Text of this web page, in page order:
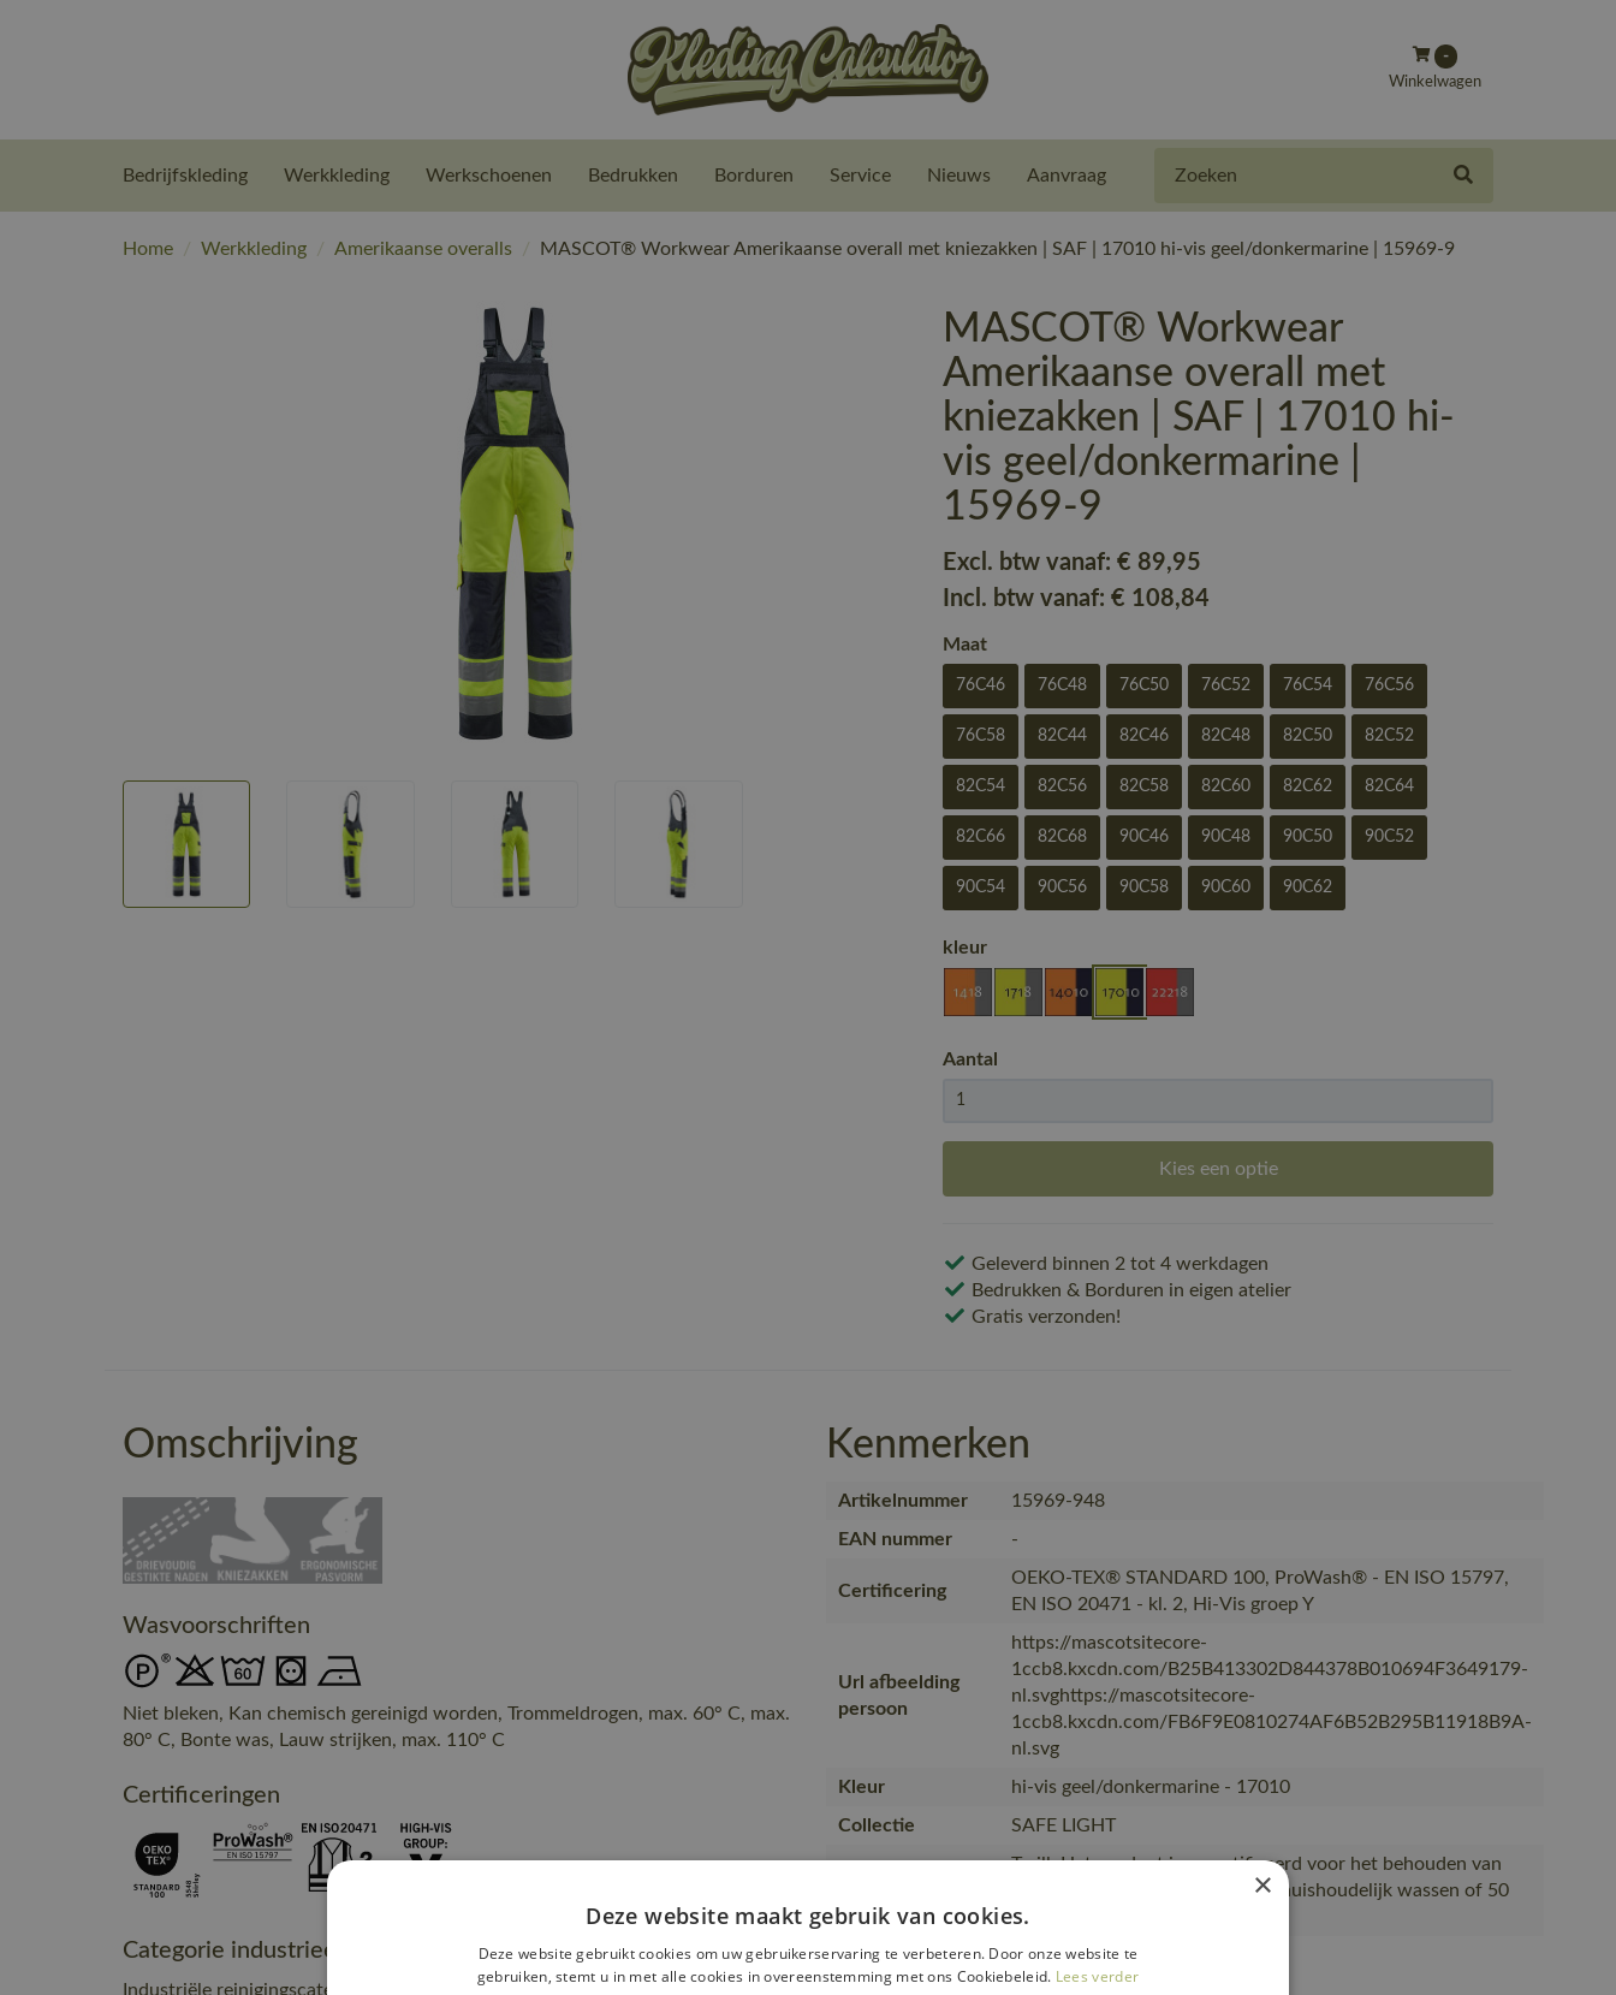
-
Winkelwagen
Bedrijfskleding Werkkleding Werkschoenen Bedrukken Borduren Service Nieuws Aanvraag
Home / Werkkleding / Amerikaanse overalls / MASCOT® Workwear Amerikaanse overall met kniezakken | SAF | 17010 hi-vis geel/donkermarine | 15969-9
MASCOT® Workwear
Amerikaanse overall met
kniezakken | SAF | 17010 hi-
vis geel/donkermarine |
15969-9
Excl. btw vanaf:€ 89,95
Incl. btw vanaf:€ 108,84
Maat
76C46 76C48 76C50 76C52 76C54 76C56
76C58 82C44 82C46 82C48 82C50 82C52
82C54 82C56 82C58 82C60 82C62 82C64
82C66 82C68 90C46 90C48 90C50 90C52
90C54 90C56 90C58 90C60 90C62
kleur
Aantal
Kies een optie
Geleverd binnen 2 tot 4 werkdagen
Bedrukken & Borduren in eigen atelier
Gratis verzonden!
Omschrijving
Wasvoorschriften
Niet bleken, Kan chemisch gereinigd worden, Trommeldrogen, max. 60° C, max.
80° C, Bonte was, Lauw strijken, max. 110° C
Certificeringen
Categorie industrieel onderhoud
Industriële reinigingscategorie A2
Kenmerken
Artikelnummer
15969-948
EAN nummer
-
Certificering
OEKO-TEX® STANDARD 100, ProWash® - EN ISO 15797,
EN ISO 20471 - kl. 2, Hi-Vis groep Y
Url afbeelding
persoon
https://mascotsitecore-
1ccb8.kxcdn.com/B25B413302D844378B010694F3649179-
nl.svghttps://mascotsitecore-
1ccb8.kxcdn.com/FB6F9E0810274AF6B52B295B11918B9A-
nl.svg
Kleur
hi-vis geel/donkermarine - 17010
Collectie
SAFE LIGHT
kw…
Twill. Het product is gecertificeerd voor het behouden van
haar eigenschappen tot 50 keer huishoudelijk wassen of 50
keer industrieel wassen.
Artikel kwaliteit
kleur nummer
15969-948-17010
×
Deze website maakt gebruik van cookies.
Deze website gebruikt cookies om uw gebruikerservaring te verbeteren. Door onze website te
gebruiken, stemt u in met alle cookies in overeenstemming met ons Cookiebeleid. Lees verder